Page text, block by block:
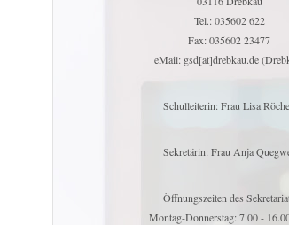
Tel.: 035602 622
Fax: 035602 23477
eMail: gsd[at]drebkau.de
Schulleiterin: Frau Lisa
Sekretärin: Frau Anja
Öffnungszeiten des
Montag-Donnerstag: 7.00 -